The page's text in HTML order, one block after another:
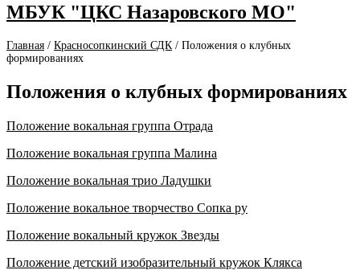
МБУК "ЦКС Назаровского МО"
Главная / Красносопкинский СДК / Положения о клубных
формированиях
Положения о клубных формированиях
Положение вокальная группа Отрада
Положение вокальная группа Малина
Положение вокальная трио Ладушки
Положение вокальное творчество Сопка ру
Положение вокальный кружок Звезды
Положение детский изобразительный кружок Клякса